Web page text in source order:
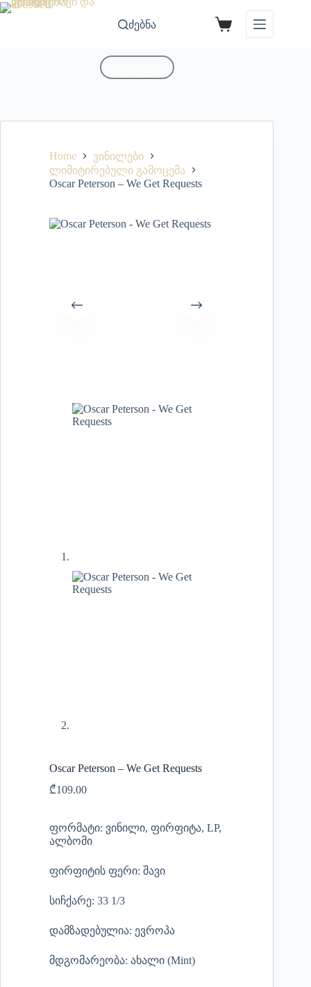
ძებნა
Home
ვინილები
ლიმიტირებული გამოცემა
Oscar Peterson – We Get Requests
Oscar Peterson – We Get Requests
₾109.00
ფორმატი: ვინილი, ფირფიტა, LP,
ალბომი
ფირფიტის ფერი: შავი
სიჩქარე: 33 1/3
დამზადებულია: ევროპა
მდგომარეობა: ახალი (Mint)